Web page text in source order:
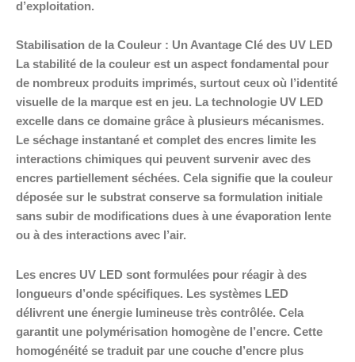
d’exploitation.
Stabilisation de la Couleur : Un Avantage Clé des UV LED
La stabilité de la couleur est un aspect fondamental pour
de nombreux produits imprimés, surtout ceux où l’identité
visuelle de la marque est en jeu. La technologie UV LED
excelle dans ce domaine grâce à plusieurs mécanismes.
Le séchage instantané et complet des encres limite les
interactions chimiques qui peuvent survenir avec des
encres partiellement séchées. Cela signifie que la couleur
déposée sur le substrat conserve sa formulation initiale
sans subir de modifications dues à une évaporation lente
ou à des interactions avec l’air.
Les encres UV LED sont formulées pour réagir à des
longueurs d’onde spécifiques. Les systèmes LED
délivrent une énergie lumineuse très contrôlée. Cela
garantit une polymérisation homogène de l’encre. Cette
homogénéité se traduit par une couche d’encre plus